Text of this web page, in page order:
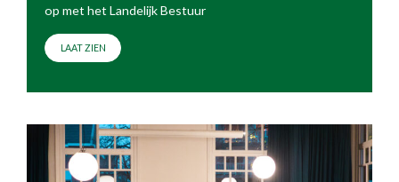
op met het Landelijk Bestuur
LAAT ZIEN